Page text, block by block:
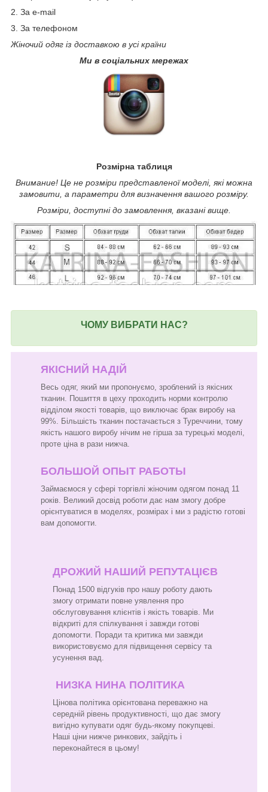
2. За e-mail
3. За телефоном
Жіночий одяг із доставкою в усі країни
Ми в соціальних мережах
Розмірна таблиця
Внимание! Це не розміри представленої моделі, які можна
замовити, а параметри для визначення вашого розміру.
Розміри, доступні до замовлення, вказані вище.
ЧОМУ ВИБРАТИ НАС?
ЯКІСНИЙ НАДІЙ
Весь одяг, який ми пропонуємо, зроблений із якісних
тканин. Пошиття в цеху проходить норми контролю
відділом якості товарів, що виключає брак виробу на
99%. Більшість тканин постачається з Туреччини, тому
якість нашого виробу нічим не гірша за турецькі моделі,
проте ціна в рази нижча.
БОЛЬШОЙ ОПЫТ РАБОТЫ
Займаємося у сфері торгівлі жіночим одягом понад 11
років. Великий досвід роботи дає нам змогу добре
орієнтуватися в моделях, розмірах і ми з радістю готові
вам допомогти.
ДРОЖИЙ НАШИЙ РЕПУТАЦІЄВ
Понад 1500 відгуків про нашу роботу дають
змогу отримати повне уявлення про
обслуговування клієнтів і якість товарів. Ми
відкриті для спілкування і завжди готові
допомогти. Поради та критика ми завжди
використовуємо для підвищення сервісу та
усунення вад.
НИЗКА НИНА ПОЛІТИКА
Цінова політика орієнтована переважно на
середній рівень продуктивності, що дає змогу
вигідно купувати одяг будь-якому покупцеві.
Наші ціни нижче ринкових, зайдіть і
переконайтеся в цьому!